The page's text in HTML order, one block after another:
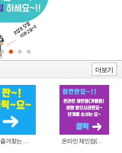
더보기
나의 즐겨찾는 상품 리스트로 편리하게 주문하세요~(쿠팡 다이나믹 배너) 온라인 체인점(가맹점) 분양순서(필독)